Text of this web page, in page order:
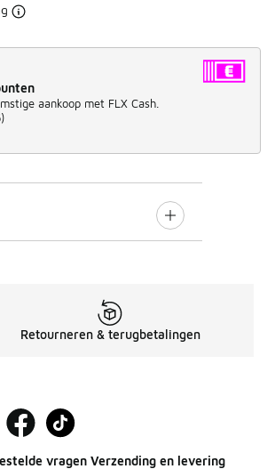
aankoop met FLX Cash.
)
Retourneren & terugbetalingen
vragen Verzending en levering